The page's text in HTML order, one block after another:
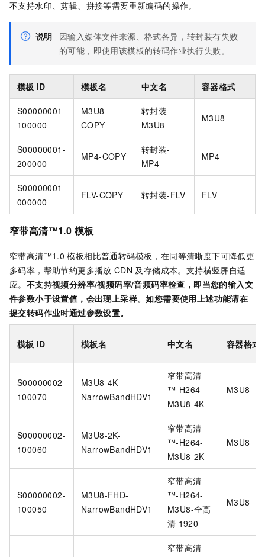
不支持水印、剪辑、拼接等需要重新编码的操作。
说明
因输入媒体文件来源、格式各异，转封装有失败
的可能，即使用该模板的转码作业执行失败。
模板 ID 模板名 中文名 容器格式
S00000001-
100000
M3U8-
COPY
转封装-
M3U8
M3U8
S00000001-
200000
MP4-COPY
转封装-
MP4
MP4
S00000001-
000000
FLV-COPY 转封装-FLV FLV
窄带高清™1.0 模板
窄带高清™1.0 模板相比普通转码模板，在同等清晰度下可降低更
多码率，帮助节约更多播放 CDN 及存储成本。支持横竖屏自适
应。 不支持视频分辨率/视频码率/音频码率检查，即当您的输入文
件参数小于设置值，会出现上采样。如您需要使用上述功能请在
提交转码作业时通过参数设置。
模板 ID 模板名 中文名 容器格式
S00000002-
100070
M3U8-4K-
NarrowBandHDV1
窄带高清
™️-H264-
M3U8-4K
M3U8
S00000002-
100060
M3U8-2K-
NarrowBandHDV1
窄带高清
™️-H264-
M3U8-2K
M3U8
S00000002-
100050
M3U8-FHD-
NarrowBandHDV1
窄带高清
™️-H264-
M3U8-全高
清 1920
M3U8
窄带高清